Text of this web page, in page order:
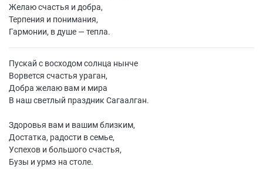
Желаю счастья и добра,
Терпения и понимания,
Гармонии, в душе — тепла.
Пускай с восходом солнца нынче
Ворвется счастья ураган,
Добра желаю вам и мира
В наш светлый праздник Сагаалган.
Здоровья вам и вашим близким,
Достатка, радости в семье,
Успехов и большого счастья,
Бузы и урмэ на столе.